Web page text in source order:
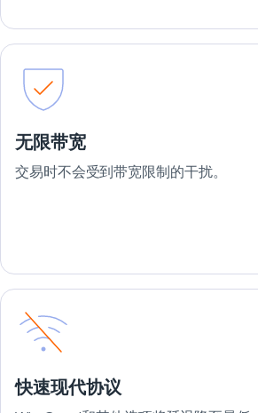
无限带宽
交易时不会受到带宽限制的干扰。
快速现代协议